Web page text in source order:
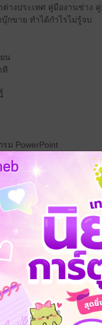
ต่างประเทศ คู่มืองานช่า
กขาย ทำได้กำไรไม่รู้จบ
น
ที
ม PowerPoint
โปรแกรม Zoom
ลน์
ต้น จนส่งโรงพิมพ์)
นังสือทั่วประเทศ เช่น อ
GM Boss ยุคใหม่)
ล้วกว่า 300 คน
อนรวย จนมีผูติดตามกว่า
การทำหนังสือคิวอาร์โค้ด